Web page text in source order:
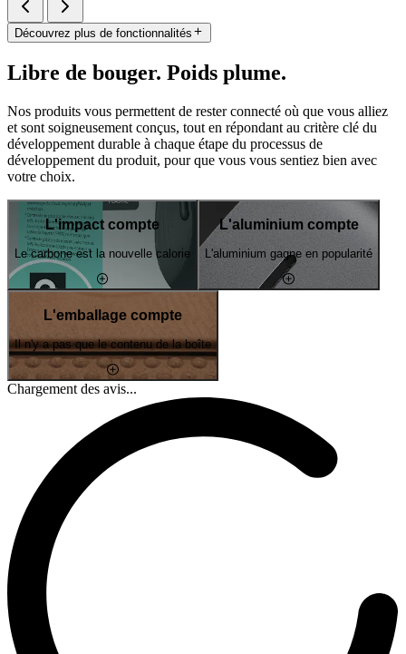
Découvrez plus de fonctionnalités
Libre de bouger. Poids plume.
Nos produits vous permettent de rester connecté où que vous alliez
et sont soigneusement conçus, tout en répondant au critère clé du
développement durable à chaque étape du processus de
développement du produit, pour que vous vous sentiez bien avec
votre choix.
L'impact compte
Le carbone est la nouvelle calorie
L'aluminium compte
L'aluminium gagne en popularité
L'emballage compte
Il n'y a pas que le contenu de la boîte
Chargement des avis...